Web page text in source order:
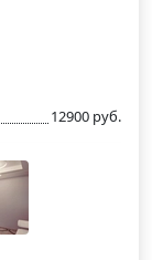
12900 руб.